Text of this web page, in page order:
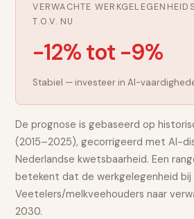
VERWACHTE
T.O.V. NU
-12% tot -9%
Stabiel — investeer in AI-
De prognose is gebaseerd op
(2015–2025), gecorrigeerd met AI-
Nederlandse kwetsbaarheid. Een
betekent dat de werkgelegenheid bij
Veetelers/melkveehouders naar
2030.